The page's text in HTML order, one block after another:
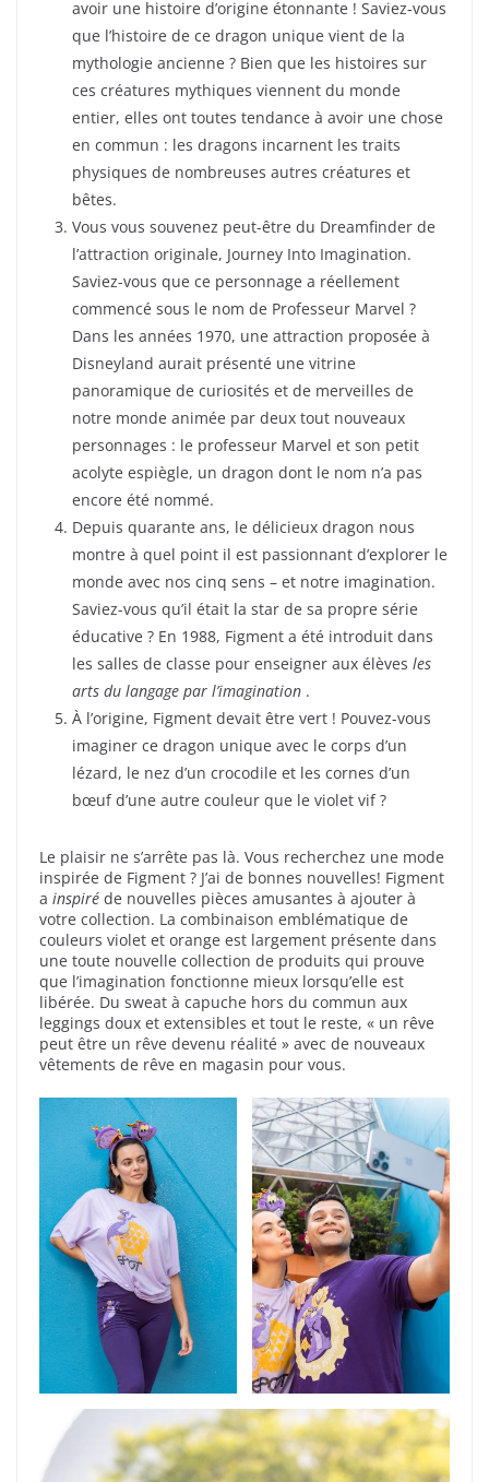
avoir une histoire d’origine étonnante ! Saviez-vous
que l’histoire de ce dragon unique vient de la
mythologie ancienne ? Bien que les histoires sur
ces créatures mythiques viennent du monde
entier, elles ont toutes tendance à avoir une chose
en commun : les dragons incarnent les traits
physiques de nombreuses autres créatures et
bêtes.
Vous vous souvenez peut-être du Dreamfinder de
l’attraction originale, Journey Into Imagination.
Saviez-vous que ce personnage a réellement
commencé sous le nom de Professeur Marvel ?
Dans les années 1970, une attraction proposée à
Disneyland aurait présenté une vitrine
panoramique de curiosités et de merveilles de
notre monde animée par deux tout nouveaux
personnages : le professeur Marvel et son petit
acolyte espiègle, un dragon dont le nom n’a pas
encore été nommé.
Depuis quarante ans, le délicieux dragon nous
montre à quel point il est passionnant d’explorer le
monde avec nos cinq sens – et notre imagination.
Saviez-vous qu’il était la star de sa propre série
éducative ? En 1988, Figment a été introduit dans
les salles de classe pour enseigner aux élèves les
arts du langage par l’imagination .
À l’origine, Figment devait être vert ! Pouvez-vous
imaginer ce dragon unique avec le corps d’un
lézard, le nez d’un crocodile et les cornes d’un
bœuf d’une autre couleur que le violet vif ?
Le plaisir ne s’arrête pas là. Vous recherchez une mode
inspirée de Figment ? J’ai de bonnes nouvelles! Figment
a inspiré de nouvelles pièces amusantes à ajouter à
votre collection. La combinaison emblématique de
couleurs violet et orange est largement présente dans
une toute nouvelle collection de produits qui prouve
que l’imagination fonctionne mieux lorsqu’elle est
libérée. Du sweat à capuche hors du commun aux
leggings doux et extensibles et tout le reste, « un rêve
peut être un rêve devenu réalité » avec de nouveaux
vêtements de rêve en magasin pour vous.